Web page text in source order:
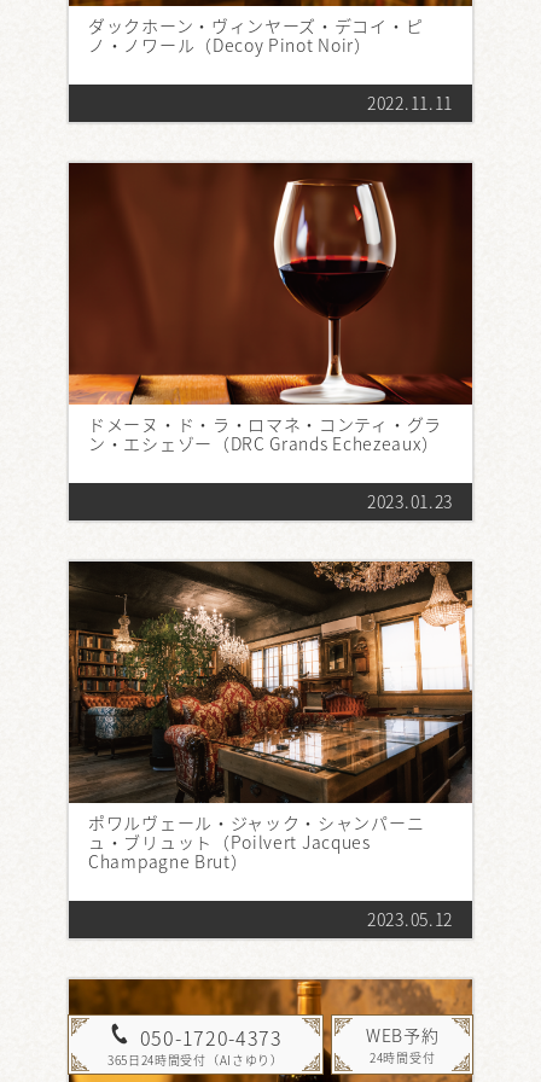
ダックホーン・ヴィンヤーズ・デコイ・ピ
ノ・ノワール（Decoy Pinot Noir）
2022.11.11
ドメーヌ・ド・ラ・ロマネ・コンティ・グラ
ン・エシェゾー（DRC Grands Echezeaux）
2023.01.23
ポワルヴェール・ジャック・シャンパーニ
ュ・ブリュット（Poilvert Jacques
Champagne Brut）
2023.05.12
050-1720-4373
365日24時間受付（AIさゆり）
WEB予約
24時間受付